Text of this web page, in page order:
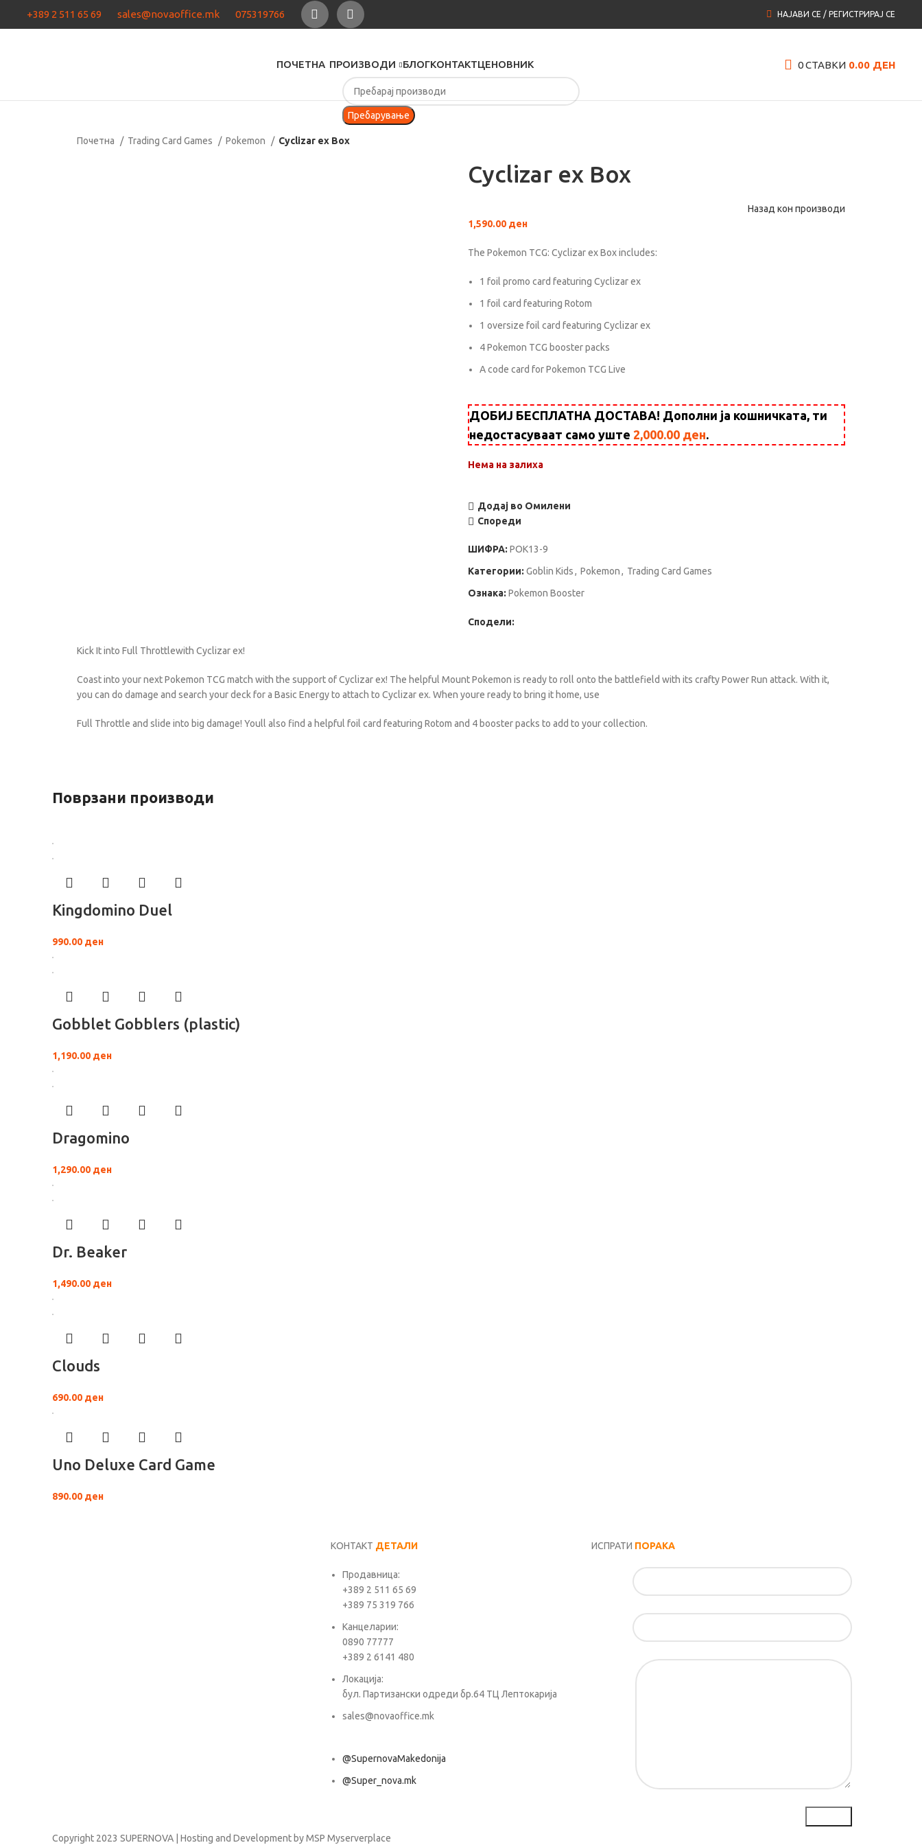
+389 2 511 65 69 sales@novaoffice.mk 075319766 НАЈАВИ СЕ / РЕГИСТРИРАЈ СЕ
ПОЧЕТНА ПРОИЗВОДИ БЛОГКОНТАКТЦЕНОВНИК 0СТАВКИ 0.00 ДЕН
Пребарување
Почетна Trading Card Games Pokemon Cyclizar ex Box
Cyclizar ex Box
Назад кон производи
1,590.00 ден
The Pokemon TCG: Cyclizar ex Box includes:
1 foil promo card featuring Cyclizar ex
1 foil card featuring Rotom
1 oversize foil card featuring Cyclizar ex
4 Pokemon TCG booster packs
A code card for Pokemon TCG Live
ДОБИЈ БЕСПЛАТНА ДОСТАВА! Дополни ја кошничката, ти
недостасуваат само уште 2,000.00 ден.
Нема на залиха
Додај во Омилени
Спореди
ШИФРА: POK13-9
Категории: Goblin Kids, Pokemon, Trading Card Games
Ознака: Pokemon Booster
Сподели:
Kick It into Full Throttlewith Cyclizar ex!
Coast into your next Pokemon TCG match with the support of Cyclizar ex! The helpful Mount Pokemon is ready to roll onto the battlefield with its crafty Power Run attack. With it,
you can do damage and search your deck for a Basic Energy to attach to Cyclizar ex. When youre ready to bring it home, use
Full Throttle and slide into big damage! Youll also find a helpful foil card featuring Rotom and 4 booster packs to add to your collection.
Поврзани производи
Kingdomino Duel
990.00 ден
Gobblet Gobblers (plastic)
1,190.00 ден
Dragomino
1,290.00 ден
Dr. Beaker
1,490.00 ден
Clouds
690.00 ден
Uno Deluxe Card Game
890.00 ден
КОНТАКТ ДЕТАЛИ
Продавница:
+389 2 511 65 69
+389 75 319 766
Канцеларии:
0890 77777
+389 2 6141 480
Локација:
бул. Партизански одреди бр.64 ТЦ Лептокарија
sales@novaoffice.mk
@SupernovaMakedonija
@Super_nova.mk
ИСПРАТИ ПОРАКА
Copyright 2023 SUPERNOVA | Hosting and Development by MSP Myserverplace